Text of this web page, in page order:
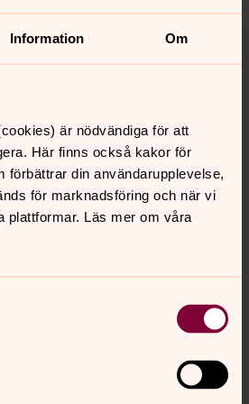
Information Om
är nödvändiga för att
Här finns också kakor för
förbättrar din användarupplevelse,
för marknadsföring och när vi
plattformar. Läs mer om våra
valfri summa till Act Svenska
för alla människors rätt till ett
Act Svenska kyrkan används där
Du kan också välja att rikta din
ska växa samtidigt som de verkar
du fondspara i Swedbank Robur